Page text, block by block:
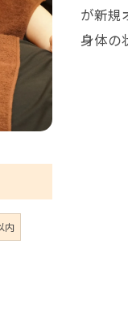
が新規
身体の
内